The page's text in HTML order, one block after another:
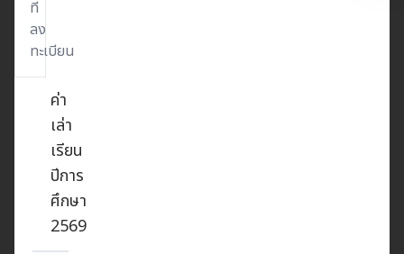
ที่
ลง
ทะเบียน
ค่า
เล่า
เรียน
ปีการ
ศึกษา
2569